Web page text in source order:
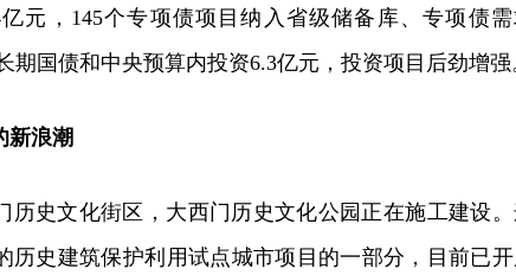
元，145个专项债项目纳入省级储备库、专项债
期国债和中央预算内投资6.3亿元，投资项目后劲增强
新浪潮
历史文化街区，大西门历史文化公园正在施工建设
历史建筑保护利用试点城市项目的一部分，目前已